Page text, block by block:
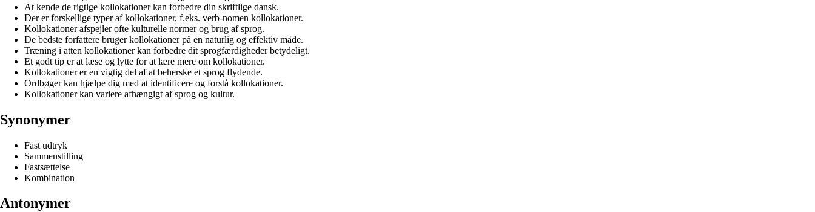
At kende de rigtige kollokationer kan forbedre din skriftlige dansk.
Der er forskellige typer af kollokationer, f.eks. verb-nomen kollokationer.
Kollokationer afspejler ofte kulturelle normer og brug af sprog.
De bedste forfattere bruger kollokationer på en naturlig og effektiv måde.
Træning i atten kollokationer kan forbedre dit sprogfærdigheder betydeligt.
Et godt tip er at læse og lytte for at lære mere om kollokationer.
Kollokationer er en vigtig del af at beherske et sprog flydende.
Ordbøger kan hjælpe dig med at identificere og forstå kollokationer.
Kollokationer kan variere afhængigt af sprog og kultur.
Synonymer
Fast udtryk
Sammenstilling
Fastsættelse
Kombination
Antonymer